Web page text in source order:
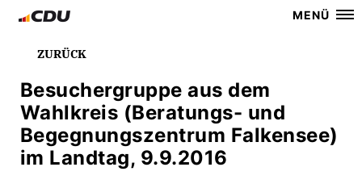
MENÜ
ZURÜCK
Besuchergruppe aus dem
Wahlkreis (Beratungs- und
Begegnungszentrum Falkensee)
im Landtag, 9.9.2016